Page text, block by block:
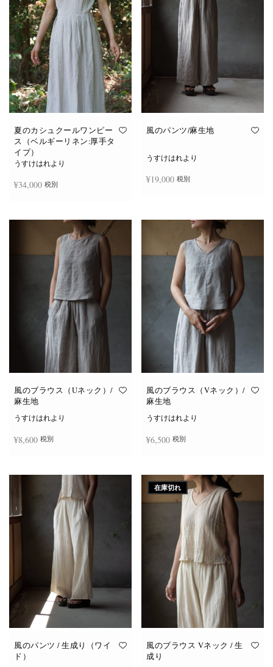
夏のカシュクールワンピー
ス（ベルギーリネン:厚手タ
イプ）
うすけはれより
¥34,000 税別
風のパンツ/麻生地
うすけはれより
¥19,000 税別
風のブラウス（Uネック）/
麻生地
うすけはれより
¥8,600 税別
の
商
品
に
は
複
数
の
バ
リ
エ
ー
シ
ョ
ン
が
あ
ま
オ
風のブラウス（Vネック）/
麻生地
うすけはれより
¥6,500 税別
の
商
品
に
は
複
数
の
バ
リ
エ
ー
シ
ョ
ン
が
あ
り
ま
オ
風のパンツ / 生成り（ワイ
ド）
在庫切れ
風のブラウス Vネック / 生
成り